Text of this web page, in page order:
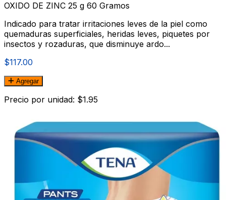
OXIDO DE ZINC 25 g 60 Gramos
Indicado para tratar irritaciones leves de la piel como
quemaduras superficiales, heridas leves, piquetes por
insectos y rozaduras, que disminuye ardo...
$117.00
Agregar
Precio por unidad: $1.95